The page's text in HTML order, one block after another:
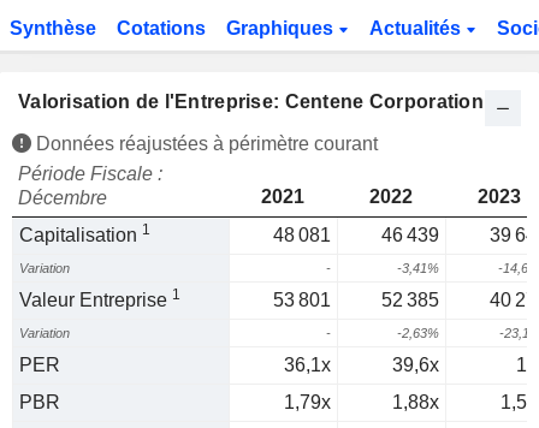
Synthèse Cotations Graphiques Actualités
Valorisation de l'Entreprise: Centene Corporation
Données réajustées à périmètre courant
Période Fiscale :
Décembre
2021 2022
2023
Capitalisation 1 48 081 46 439 39
Variation - -3,41% -
Valeur Entreprise 1 53 801 52 385 40
Variation - -2,63% -
PER 36,1x 39,6x
PBR
1,79x 1,88x